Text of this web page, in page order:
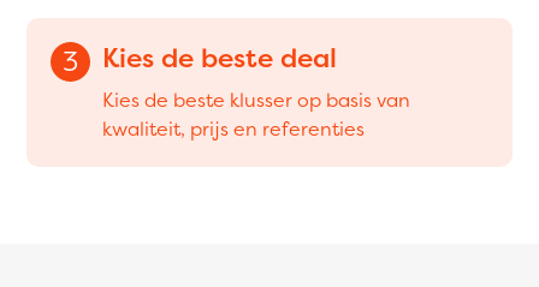
3 Kies de beste deal
Kies de beste klusser op basis van
kwaliteit, prijs en referenties